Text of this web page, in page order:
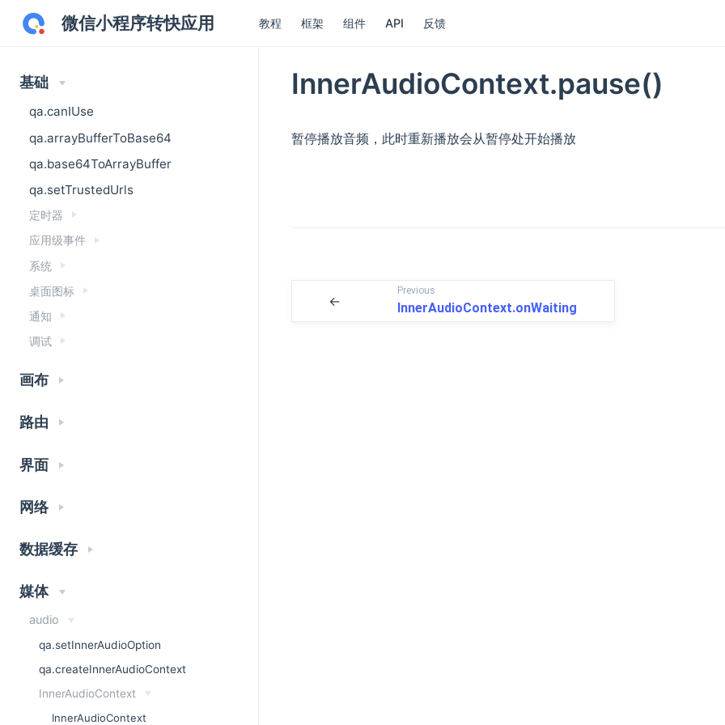
微信小程序转快应用 教程 框架 组件 API 反馈
基础
qa.canIUse
qa.arrayBufferToBase64
qa.base64ToArrayBuffer
qa.setTrustedUrls
定时器
应用级事件
系统
桌面图标
通知
调试
画布
路由
界面
网络
数据缓存
媒体
audio
qa.setInnerAudioOption
qa.createInnerAudioContext
InnerAudioContext
InnerAudioContext
InnerAudioContext.pause()
暂停播放音频，此时重新播放会从暂停处开始播放
←
Previous
InnerAudioContext.onWaiting